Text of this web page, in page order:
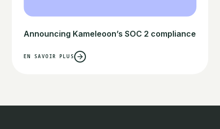
Announcing Kameleoon’s SOC 2 compliance
EN SAVOIR PLUS